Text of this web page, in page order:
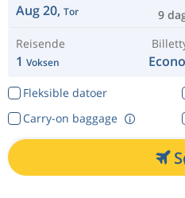
Aug 20, Tor 9
Reisende
1 Voksen
Fleksible datoer
Carry-on baggage